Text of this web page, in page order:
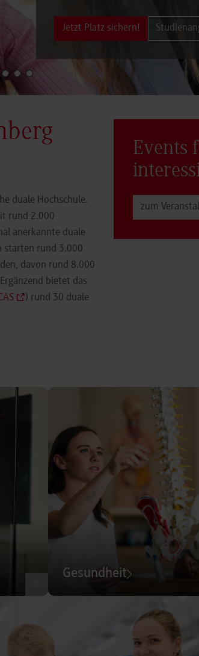
Jetzt Platz sichern!
duale Hochschule.
rund 2.000
anerkannte duale
starten rund 3.000
davon rund 8.000
bietet das
) rund 30 duale
Events
zum
Gesundheit